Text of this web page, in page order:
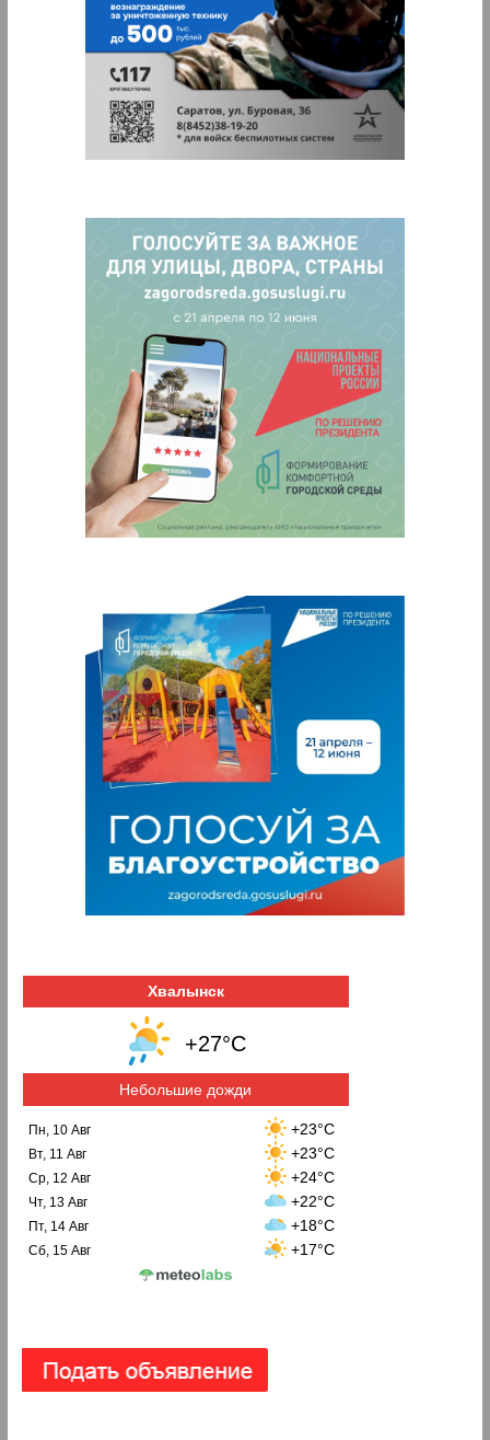
Хвалынск
+27°C
Небольшие дожди
Пн, 10 Авг +23°C
Вт, 11 Авг +23°C
Ср, 12 Авг +24°C
Чт, 13 Авг +22°C
Пт, 14 Авг +18°C
Сб, 15 Авг +17°C